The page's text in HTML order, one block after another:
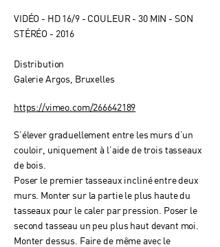
VIDÉO - HD 16/9 - COULEUR - 30 MIN - SON
STÉRÉO - 2016
Distribution
Galerie Argos, Bruxelles
https://vimeo.com/266642189
S’élever graduellement entre les murs d’un
couloir, uniquement à l’aide de trois tasseaux
de bois.
Poser le premier tasseaux incliné entre deux
murs. Monter sur la partie le plus haute du
tasseaux pour le caler par pression. Poser le
second tasseau un peu plus haut devant moi.
Monter dessus. Faire de même avec le